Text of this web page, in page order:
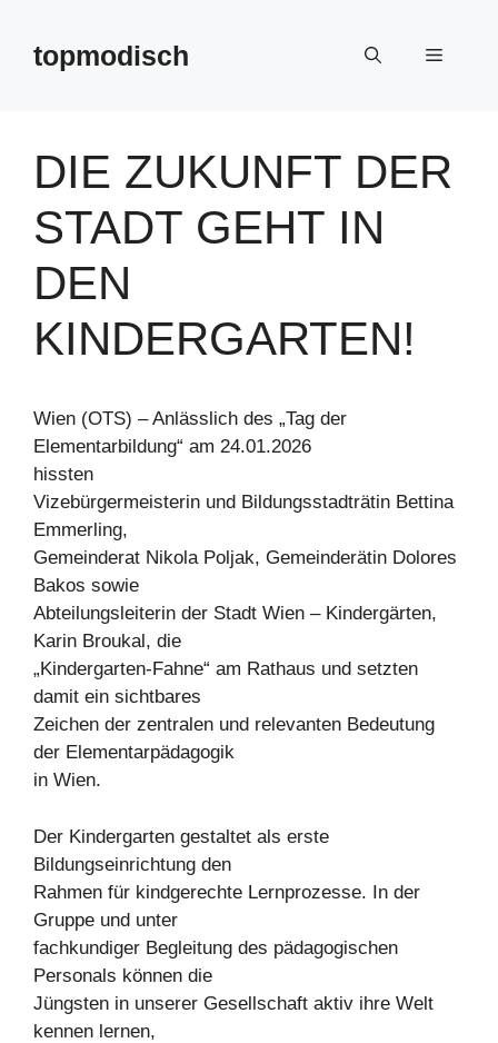
springentopmodisch Menü
DIE ZUKUNFT DER
STADT GEHT IN
DEN
KINDERGARTEN!
Wien (OTS) – Anlässlich des „Tag der
Elementarbildung“ am 24.01.2026
hissten
Vizebürgermeisterin und Bildungsstadträtin Bettina
Emmerling,
Gemeinderat Nikola Poljak, Gemeinderätin Dolores
Bakos sowie
Abteilungsleiterin der Stadt Wien – Kindergärten,
Karin Broukal, die
„Kindergarten-Fahne“ am Rathaus und setzten
damit ein sichtbares
Zeichen der zentralen und relevanten Bedeutung
der Elementarpädagogik
in Wien.
Der Kindergarten gestaltet als erste
Bildungseinrichtung den
Rahmen für kindgerechte Lernprozesse. In der
Gruppe und unter
fachkundiger Begleitung des pädagogischen
Personals können die
Jüngsten in unserer Gesellschaft aktiv ihre Welt
kennen lernen,